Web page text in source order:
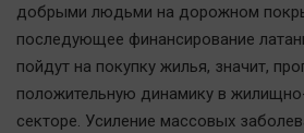
Конкурс
Народная журналистика
Наука
добрыми людьми на дорожном
последующее финансирование
пойдут на покупку жилья, значит,
положительную динамику в
секторе. Усиление массовых